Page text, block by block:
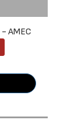
AMEC